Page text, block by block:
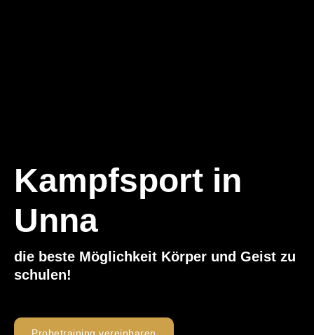
Kampfsport in
Unna
die beste Möglichkeit Körper und Geist zu
schulen!